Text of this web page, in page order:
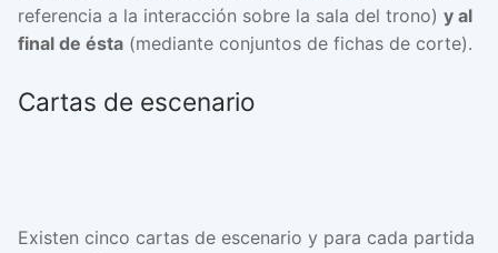
referencia a la interacción sobre la sala del trono) y al
final de ésta (mediante conjuntos de fichas de corte).
Cartas de escenario
Existen cinco cartas de escenario y para cada partida